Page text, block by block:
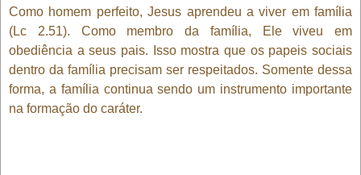
Como homem perfeito, Jesus aprendeu a viver em família
(Lc 2.51). Como membro da família, Ele viveu em
obediência a seus pais. Isso mostra que os papeis sociais
dentro da família precisam ser respeitados. Somente dessa
forma, a família continua sendo um instrumento importante
na formação do caráter.